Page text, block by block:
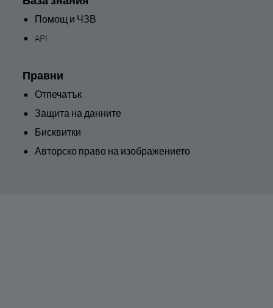
Помощ и ЧЗВ
API
Правни
Отпечатък
Защита на данните
Бисквитки
Авторско право на изображението